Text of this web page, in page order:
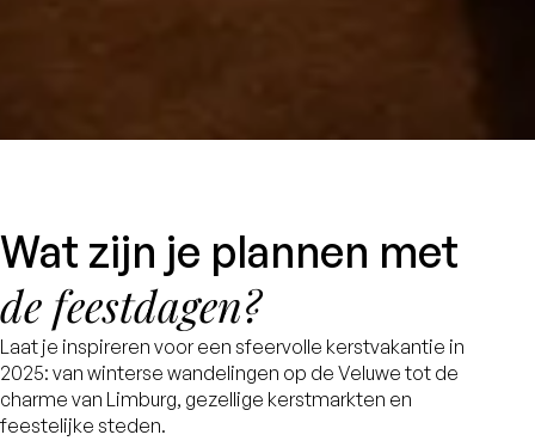
Wat zijn je plannen met
de feestdagen?
Laat je inspireren voor een sfeervolle kerstvakantie in
2025: van winterse wandelingen op de Veluwe tot de
charme van Limburg, gezellige kerstmarkten en
feestelijke steden.